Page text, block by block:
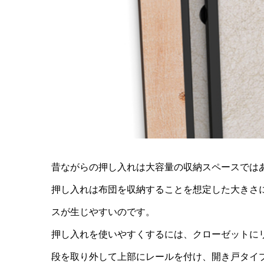
昔ながらの押し入れは大容量の収納スペースで
押し入れは布団を収納することを想定した大き
スが生じやすいのです。
押し入れを使いやすくするには、クローゼット
段を取り外して上部にレールを付け、開き戸タ